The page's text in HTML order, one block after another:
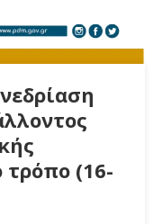
τρόπο (16-